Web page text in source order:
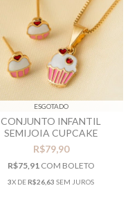
ESGOTADO
CONJUNTO INFANTIL
SEMIJOIA CUPCAKE
R$79,90
R$75,91 COM BOLETO
3X DER$26,63 SEM JUROS